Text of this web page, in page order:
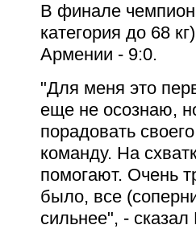
В финале
категория до 68
Армении - 9:0.
"Для меня это
еще не осознаю,
порадовать
команду. На
помогают. Очень
было, все
сильнее", -